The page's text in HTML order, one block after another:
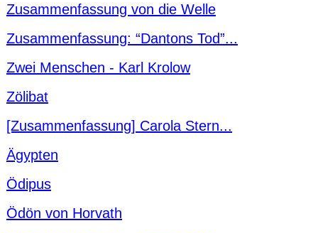
Zusammenfassung von die Welle
Zusammenfassung: “Dantons Tod”...
Zwei Menschen - Karl Krolow
Zölibat
[Zusammenfassung] Carola Stern...
Ägypten
Ödipus
Ödön von Horvath